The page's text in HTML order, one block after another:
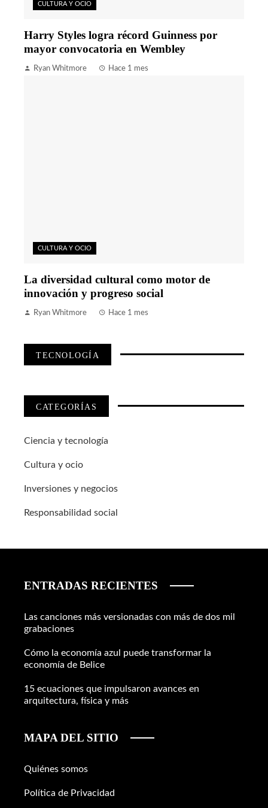
CULTURA Y OCIO
Harry Styles logra récord Guinness por
mayor convocatoria en Wembley
Ryan Whitmore Hace 1 mes
CULTURA Y OCIO
La diversidad cultural como motor de
innovación y progreso social
Ryan Whitmore Hace 1 mes
TECNOLOGÍA
CATEGORÍAS
Ciencia y tecnología
Cultura y ocio
Inversiones y negocios
Responsabilidad social
ENTRADAS RECIENTES
Las canciones más versionadas con más de dos mil
grabaciones
Cómo la economía azul puede transformar la
economía de Belice
15 ecuaciones que impulsaron avances en
arquitectura, física y más
MAPA DEL SITIO
Quiénes somos
Política de Privacidad